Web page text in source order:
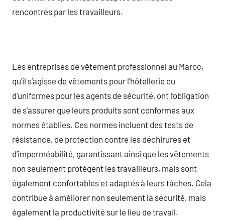
rencontrés par les travailleurs.
Les entreprises de vêtement professionnel au Maroc,
qu’il s’agisse de vêtements pour l’hôtellerie ou
d’uniformes pour les agents de sécurité, ont l’obligation
de s’assurer que leurs produits sont conformes aux
normes établies. Ces normes incluent des tests de
résistance, de protection contre les déchirures et
d’imperméabilité, garantissant ainsi que les vêtements
non seulement protègent les travailleurs, mais sont
également confortables et adaptés à leurs tâches. Cela
contribue à améliorer non seulement la sécurité, mais
également la productivité sur le lieu de travail.